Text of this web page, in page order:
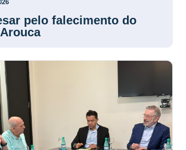
pelo falecimento do